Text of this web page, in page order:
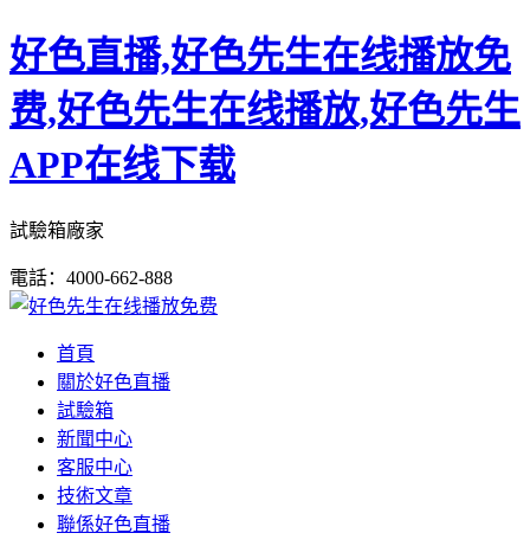
好色直播,好色先生在线播放免
费,好色先生在线播放,好色先生
APP在线下载
試驗箱廠家
電話：4000-662-888
首頁
關於好色直播
試驗箱
新聞中心
客服中心
技術文章
聯係好色直播